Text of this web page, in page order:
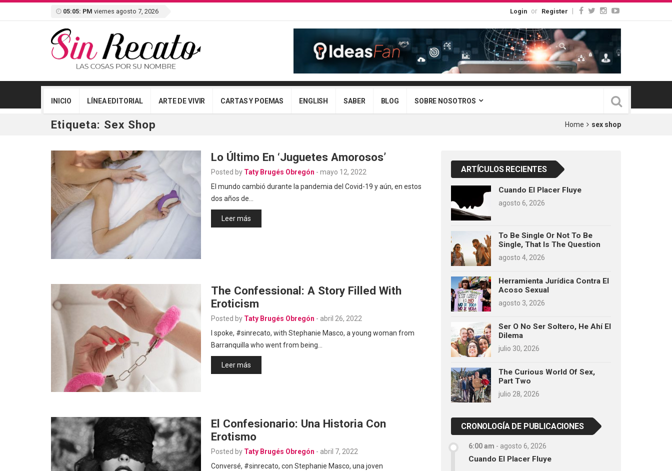
05:05: PM viernes agosto 7, 2026 Login or Register
INICIO LÍNEA EDITORIAL ARTE DE VIVIR CARTAS Y POEMAS ENGLISH SABER BLOG SOBRE NOSOTROS
Etiqueta: Sex Shop Home sex shop
Lo Último En ‘juguetes Amorosos’
Posted by Taty Brugés Obregón - mayo 12, 2022
El mundo cambió durante la pandemia del Covid-19 y aún, en estos
dos años de…
Leer más
The Confessional: A Story Filled With
Eroticism
Posted by Taty Brugés Obregón - abril 26, 2022
I spoke, #sinrecato, with Stephanie Masco, a young woman from
Barranquilla who went from being…
Leer más
El Confesionario: Una Historia Con
Erotismo
Posted by Taty Brugés Obregón - abril 7, 2022
Conversé, #sinrecato, con Stephanie Masco, una joven
ARTÍCULOS RECIENTES
Cuando El Placer Fluye
agosto 6, 2026
To Be Single Or Not To Be
Single, That Is The Question
agosto 4, 2026
Herramienta Jurídica Contra El
Acoso Sexual
agosto 3, 2026
Ser O No Ser Soltero, He Ahí El
Dilema
julio 30, 2026
The Curious World Of Sex,
Part Two
julio 28, 2026
CRONOLOGÍA DE PUBLICACIONES
6:00 am - agosto 6, 2026
Cuando El Placer Fluye